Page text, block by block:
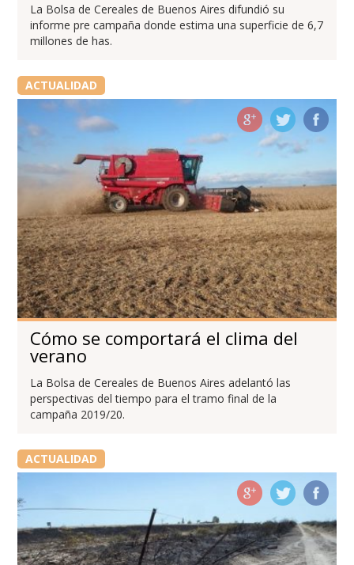
La Bolsa de Cereales de Buenos Aires difundió su
informe pre campaña donde estima una superficie de 6,7
millones de has.
ACTUALIDAD
Cómo se comportará el clima del
verano
La Bolsa de Cereales de Buenos Aires adelantó las
perspectivas del tiempo para el tramo final de la
campaña 2019/20.
ACTUALIDAD